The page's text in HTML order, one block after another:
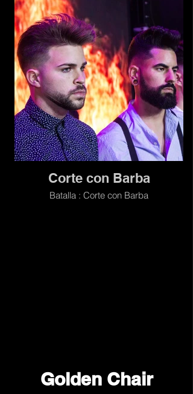
Corte con Barba
Batalla : Corte con Barba
Golden Chair